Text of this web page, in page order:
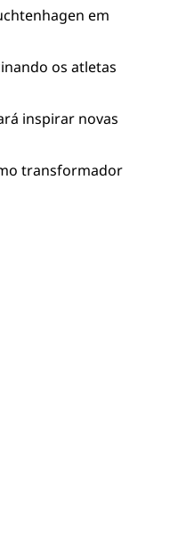
em
os atletas
inspirar novas
transformador